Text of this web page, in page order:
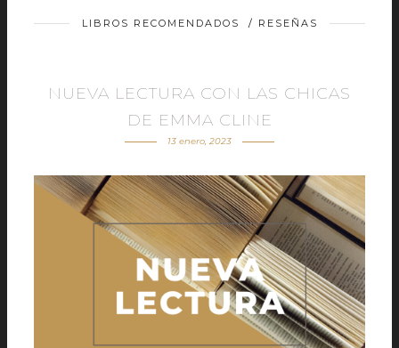
LIBROS RECOMENDADOS / RESEÑAS
NUEVA LECTURA CON LAS CHICAS
DE EMMA CLINE
13 enero, 2023